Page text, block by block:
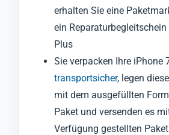
erhalten Sie eine
ein
Plus
Sie verpacken Ihre iPhone
transportsicher, legen
mit dem ausgefüllten
Paket und versenden es
Verfügung gestellten